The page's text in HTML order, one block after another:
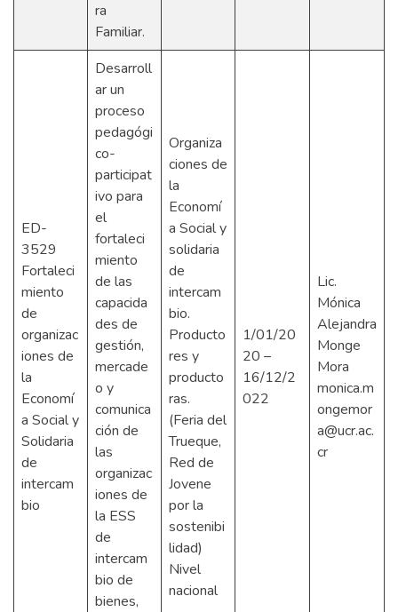
ra
Familiar.
ED-
3529
Fortaleci
miento
de
organizac
iones de
la
Economí
a Social y
Solidaria
de
intercam
bio
Desarroll
ar un
proceso
pedagógi
co-
participat
ivo para
el
fortaleci
miento
de las
capacida
des de
gestión,
mercade
o y
comunica
ción de
las
organizac
iones de
la ESS
de
intercam
bio de
bienes,
Organiza
ciones de
la
Economí
a Social y
solidaria
de
intercam
bio.
Producto
res y
producto
ras.
(Feria del
Trueque,
Red de
Jovene
por la
sostenibi
lidad)
Nivel
nacional
1/01/20
20 –
16/12/2
022
Lic.
Mónica
Alejandra
Monge
Mora
monica.m
ongemor
a@ucr.ac.
cr